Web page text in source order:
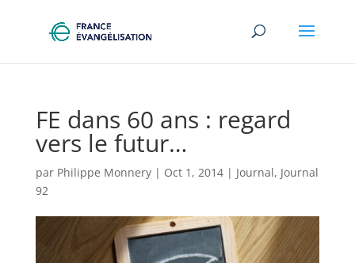
FE dans 60 ans : regard
vers le futur…
par Philippe Monnery| Oct 1, 2014| Journal, Journal
92